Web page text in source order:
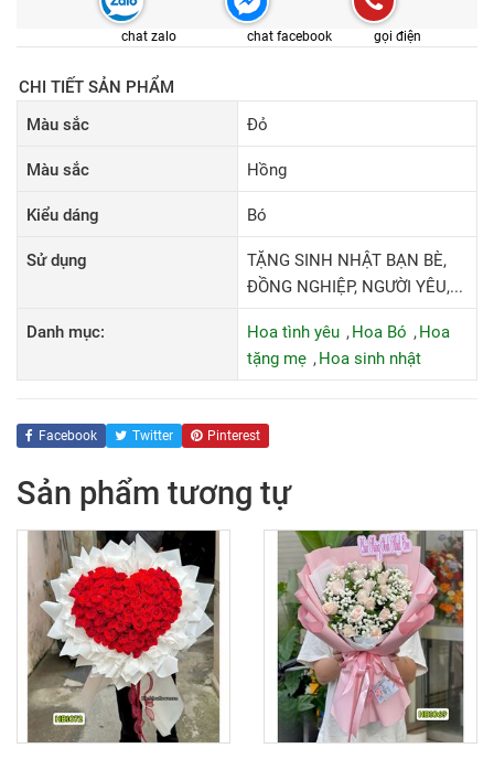
chat zalo chat facebook gọi điện
CHI TIẾT SẢN PHẨM
Màu sắc
Đỏ
Màu sắc Hồng
Kiểu dáng Bó
Sử dụng
TẶNG SINH NHẬT BẠN BÈ,
ĐỒNG NGHIỆP, NGƯỜI YÊU,...
Danh mục: Hoa tình yêu Hoa Bó
Hoa
tặng mẹ
Hoa sinh nhật
Facebook Twitter Pinterest
Sản phẩm tương tự